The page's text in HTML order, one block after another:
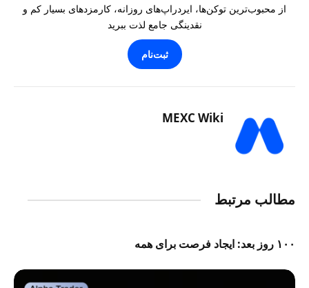
از محبوب‌ترین توکن‌ها، ایردراپ‌های روزانه، کارمزدهای بسیار کم و
نقدینگی جامع لذت ببرید
ثبت‌نام
MEXC Wiki
مطالب مرتبط
۱۰۰ روز بعد: ایجاد فرصت برای همه